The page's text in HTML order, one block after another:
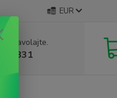
EUR
Zavolajte.
831